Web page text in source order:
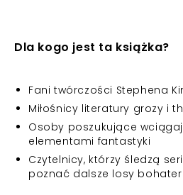
Dla kogo jest ta książka?
Fani twórczości Stephena
Miłośnicy literatury grozy i
Osoby poszukujące
elementami fantastyki
Czytelnicy, którzy śledzą
poznać dalsze losy